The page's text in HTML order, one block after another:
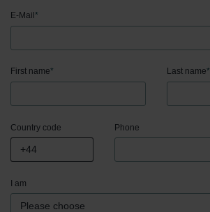
E-Mail *
First name* Last name*
Country code Phone
Please choose
I am